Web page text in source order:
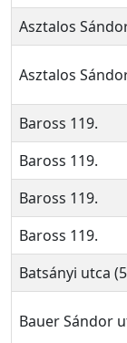
Asztalos
Asztalos
Baross 119.
Baross 119.
Baross 119.
Baross 119.
Batsányi utca
Bauer Sándor